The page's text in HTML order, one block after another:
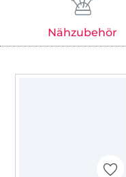
Nähzubehör